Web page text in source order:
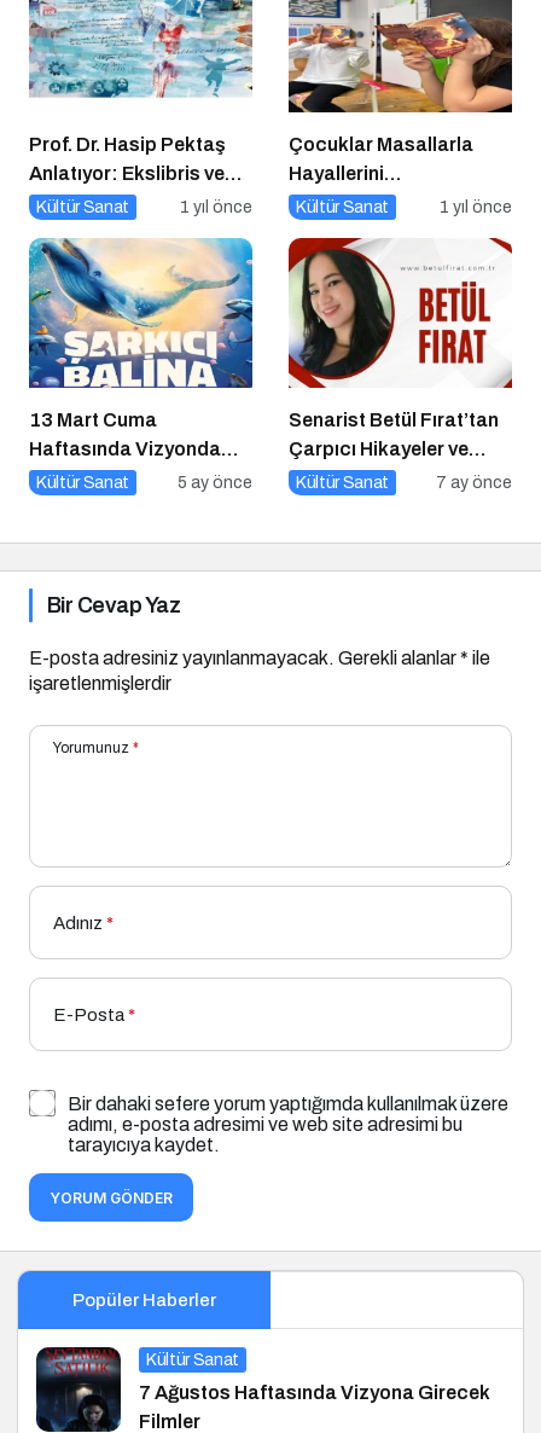
Prof. Dr. Hasip Pektaş
Anlatıyor: Ekslibris ve
Yeni Kültürel Formlar
Kültür Sanat 1 yıl önce
Çocuklar Masallarla
Hayallerini
Gerçekleştiriyor!
Kültür Sanat 1 yıl önce
13 Mart Cuma
Haftasında Vizyonda
Hangi Filmler Var?
Kültür Sanat 5 ay önce
Senarist Betül Fırat’tan
Çarpıcı Hikayeler ve
Şarkılar
Kültür Sanat 7 ay önce
Bir Cevap Yaz
E-posta adresiniz yayınlanmayacak. Gerekli alanlar* ile
işaretlenmişlerdir
Yorumunuz *
Adınız *
E-Posta*
Bir dahaki sefere yorum yaptığımda kullanılmak üzere
adımı, e-posta adresimi ve web site adresimi bu
tarayıcıya kaydet.
YORUM GÖNDER
Popüler Haberler
Kültür Sanat
7 Ağustos Haftasında Vizyona Girecek
Filmler